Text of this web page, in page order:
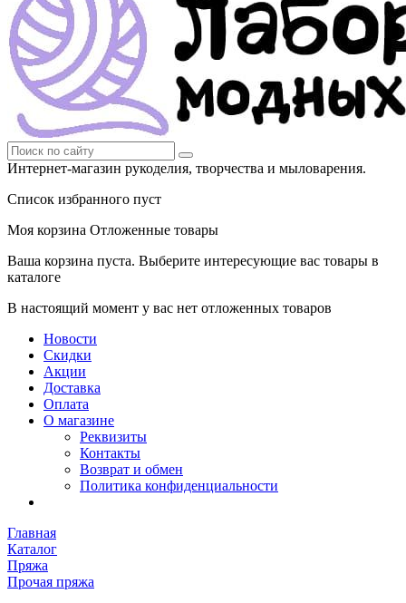
Интернет-магазин рукоделия, творчества и мыловарения.
Список избранного пуст
Моя корзина Отложенные товары
Ваша корзина пуста. Выберите интересующие вас товары в
каталоге
В настоящий момент у вас нет отложенных товаров
Новости
Скидки
Акции
Доставка
Оплата
О магазине
Реквизиты
Контакты
Возврат и обмен
Политика конфиденциальности
Главная
Каталог
Пряжа
Прочая пряжа